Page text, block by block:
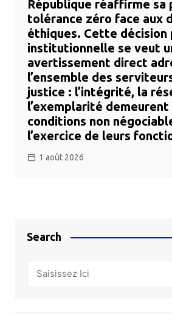
République réaffirme sa
tolérance zéro face aux
éthiques. Cette
institutionnelle se veut
avertissement direct
l’ensemble des
justice : l’intégrité, la
l’exemplarité demeurent
conditions non
l’exercice de leurs
1 août 2026
Search